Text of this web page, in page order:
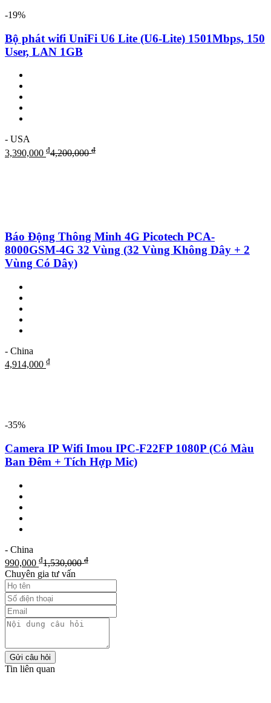
-19%
Bộ phát wifi UniFi U6 Lite (U6-Lite) 1501Mbps, 150
User, LAN 1GB
- USA
3,390,000 ₫4,200,000₫
Báo Động Thông Minh 4G Picotech PCA-
8000GSM-4G 32 Vùng (32 Vùng Không Dây + 2
Vùng Có Dây)
- China
4,914,000 ₫
-35%
Camera IP Wifi Imou IPC-F22FP 1080P (Có Màu
Ban Đêm + Tích Hợp Mic)
- China
990,000 ₫1,530,000₫
Chuyên gia tư vấn
Gửi câu hỏi
Tin liên quan